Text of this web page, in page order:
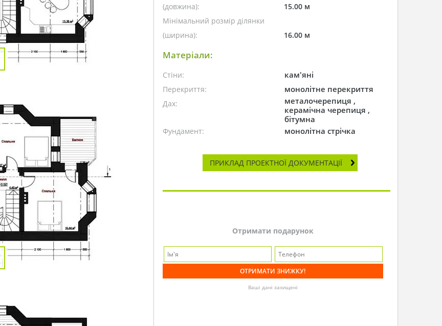
(довжина):
15.00 м
Мінімальний розмір ділянки
(ширина):
16.00 м
Матеріали:
Стіни: кам'яні
Перекриття: монолітне перекриття
Дах:
металочерепиця ,
керамічна черепиця ,
бітумна
Фундамент: монолітна стрічка
ПРИКЛАД ПРОЕКТНОЇ ДОКУМЕНТАЦІЇ
Отримати подарунок
Ваші дані захищені